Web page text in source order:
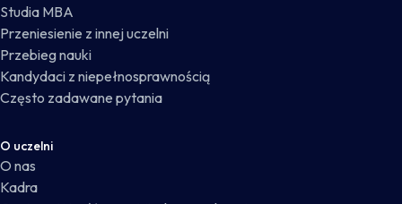
Studia MBA
Przeniesienie z innej uczelni
Przebieg nauki
Kandydaci z niepełnosprawnością
Często zadawane pytania
O uczelni
O nas
Kadra